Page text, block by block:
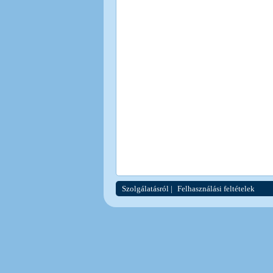
Szolgálatásról | Felhasználási feltételek